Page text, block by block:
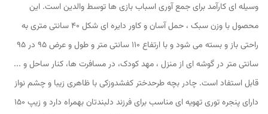
وسیله ای کارآمد برای جمع آوری اسباب بازی ها توسط والدین است. این
محصول با وزن سبک ، حمل آسان و کاور دایره ای شکل 40 سانتی متری به
راحتی باز و بسته می شود و با ارتفاع 110 سانتی متر و طول و عرض 95 در 95
سانتی متر در گوشه ای از منزل ، مهد کودک، در مسافرت ها، کنار ساحل و ...
قابل استفاد است. چادر بچه طرحدختر کفشدوزکی با ظاهری زیبا و چشم نواز
دارای پنجره توری تهویه ای مناسب برای فرزند دلبندتان بهمراه دارد و زیپ 150